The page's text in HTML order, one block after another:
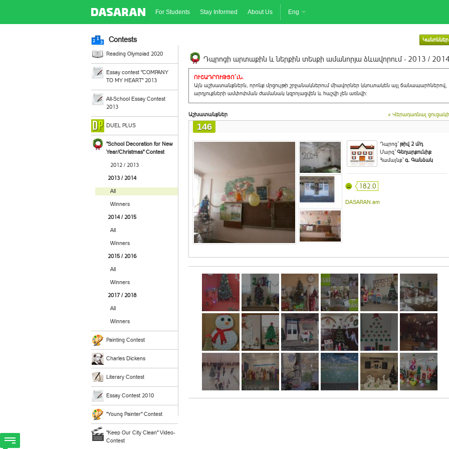
For Students Stay Informed About Us Eng
Contests Կանոններ
Reading Olympiad 2020
Essay contest "COMPANY
TO MY HEART" 2013
All-School Essay Contest
2013
DUEL PLUS
"School Decoration for New
Year/Christmas" Contest
2012 / 2013
2013 / 2014
All
Winners
2014 / 2015
All
Winners
2015 / 2016
All
Winners
2017 / 2018
All
Winners
Painting Contest
Charles Dickens
Literary Contest
Essay Contest 2010
"Young Painter" Contest
"Keep Our City Clean" Video-
Contest
Դպրոցի արտաքին և ներքին տեսքի ամանորյա ձևավորում - 2013 / 2014
ՈՒՇԱԴՐՈՒԹՅՈ´ւՆ.
Այն աշխատանքներն, որոնք մրցույթի շրջանակներում միավորներ կկուտակեն այլ ճանապարհներով,
արդյուքների ամփոփման ժամանակ կզրոյացվեն և հաշվի չեն առնվի:
Աշխատանքներ « Վերադառնալ
146
Դպրոց`թիվ 2 մ/դ
Մարզ`Գեղարքունիք
Համայնք`գ. Գանձակ
182.0
DASARAN.am